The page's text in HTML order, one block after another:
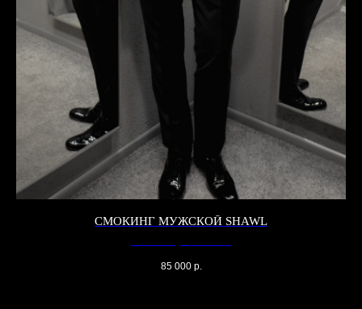
СМОКИНГ МУЖСКОЙ SHAWL
85 000 р.